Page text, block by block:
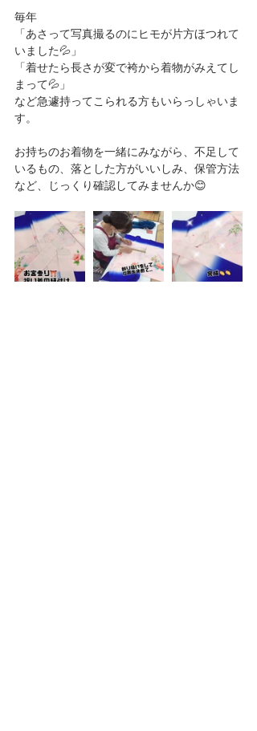
毎年
「あさって写真撮るのにヒモが片方ほつれて
いました💦」
「着せたら長さが変で袴から着物がみえてし
まって💦」
など急遽持ってこられる方もいらっしゃいま
す。
お持ちのお着物を一緒にみながら、不足して
いるもの、落とした方がいいしみ、保管方法
など、じっくり確認してみませんか😊